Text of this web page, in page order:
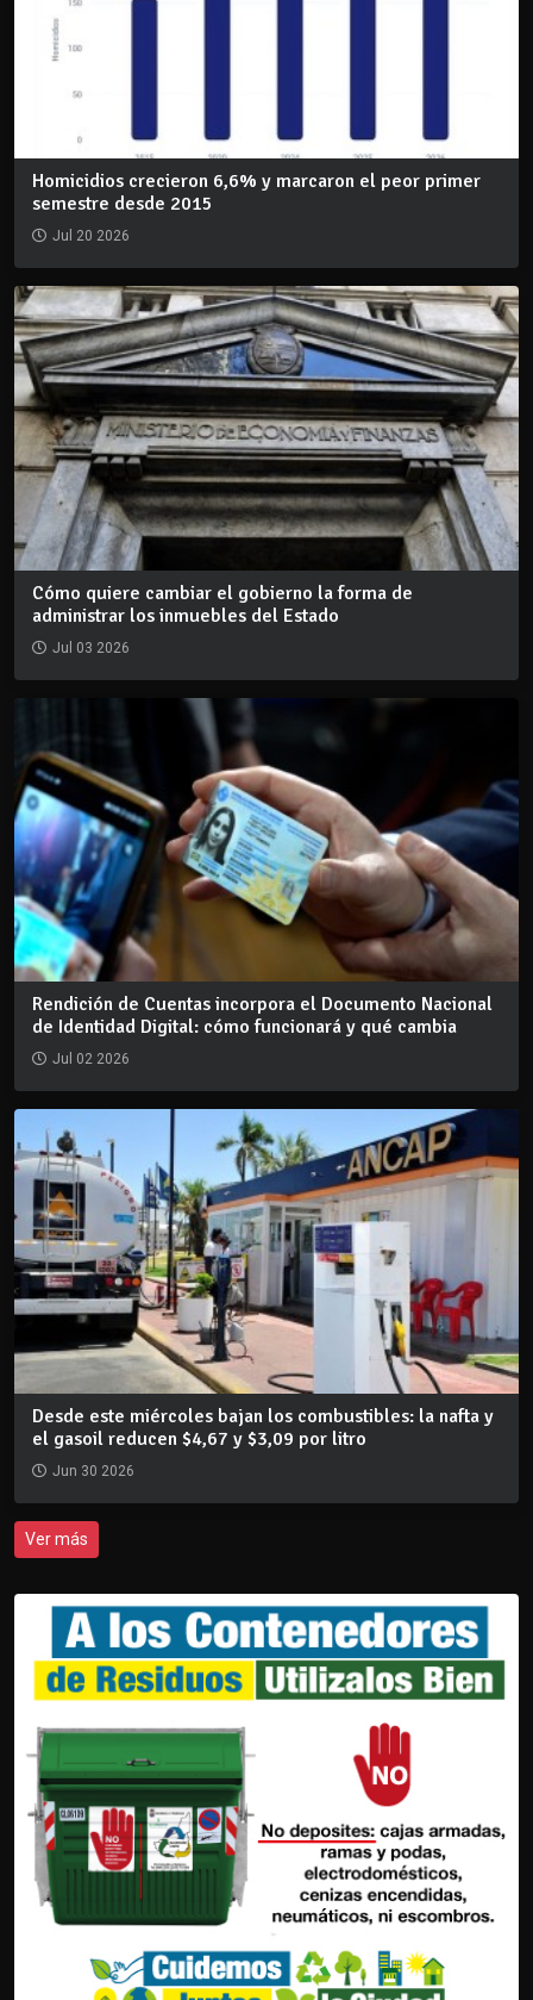
Homicidios crecieron 6,6% y marcaron el peor primer
semestre desde 2015
Jul 20 2026
Cómo quiere cambiar el gobierno la forma de
administrar los inmuebles del Estado
Jul 03 2026
Rendición de Cuentas incorpora el Documento Nacional
de Identidad Digital: cómo funcionará y qué cambia
Jul 02 2026
Desde este miércoles bajan los combustibles: la nafta y
el gasoil reducen $4,67 y $3,09 por litro
Jun 30 2026
Ver más